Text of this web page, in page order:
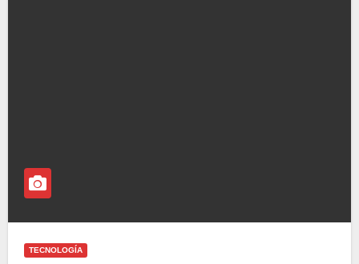
TECNOLOGÍA